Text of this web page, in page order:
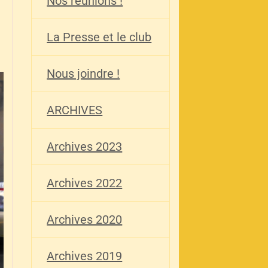
La Presse et le club
Nous joindre !
ARCHIVES
Archives 2023
Archives 2022
Archives 2020
Archives 2019